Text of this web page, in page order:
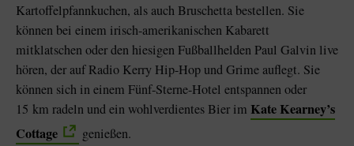
Kartoffelpfannkuchen, als auch Bruschetta bestellen. Sie
können bei einem irisch-amerikanischen Kabarett
mitklatschen oder den hiesigen Fußballhelden Paul Galvin live
hören, der auf Radio Kerry Hip-Hop und Grime auflegt. Sie
können sich in einem Fünf-Sterne-Hotel entspannen oder
15 km radeln und ein wohlverdientes Bier im Kate Kearney’s
Cottage
genießen.